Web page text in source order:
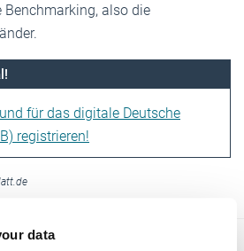
data
also die
für das digitale Deutsche
registrieren!